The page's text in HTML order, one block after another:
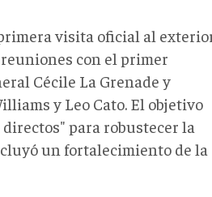
visita oficial al
reuniones con el primer
Cécile La Grenade y
y Leo Cato. El objetivo
para robustecer la
un fortalecimiento de la